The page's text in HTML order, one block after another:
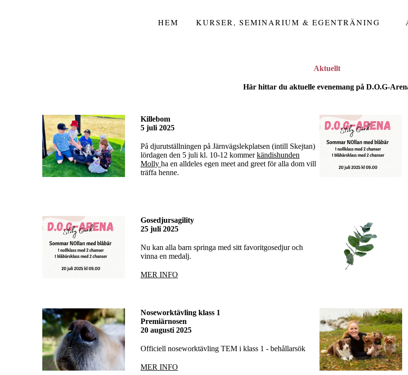
HEM KURSER, SEMINARIUM & EGENTRÄNING
Aktuellt
Här hittar du aktuelle evenemang på D.O.G-
Killebom
5 juli 2025
På djurutställningen på Järnvägslekplatsen (intill Skejtan)
lördagen den 5 juli kl. 10-12 kommerkändishunden
Molly ha en alldeles egen meet and greet för alla dom vill
träffa henne.
Gosedjursagility
25 juli 2025
Nu kan alla barn springa med sitt favoritgosedjur och
vinna en medalj.
MER INFO
Noseworktävling klass 1
Premiärnosen
20 augusti 2025
Officiell noseworktävling TEM i klass 1 - behållarsök
MER INFO